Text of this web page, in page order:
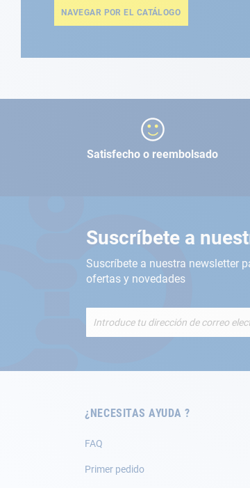
NAVEGAR POR EL CATÁLOGO
Satisfecho o reembolsado
Suscríbete a
Suscríbete a nuestra newsletter
ofertas y novedades
de
¿NECESITAS AYUDA ?
FAQ
Primer pedido